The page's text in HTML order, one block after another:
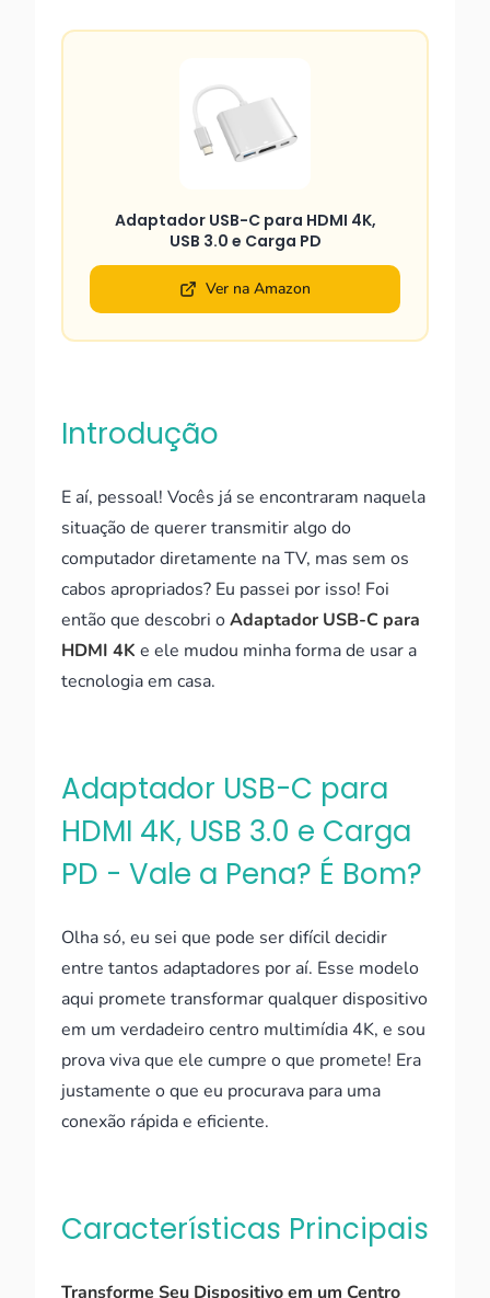
Adaptador USB-C para HDMI 4K,
USB 3.0 e Carga PD
Ver na Amazon
Introdução
E aí, pessoal! Vocês já se encontraram naquela
situação de querer transmitir algo do
computador diretamente na TV, mas sem os
cabos apropriados? Eu passei por isso! Foi
então que descobri oAdaptador USB-C para
HDMI 4K e ele mudou minha forma de usar a
tecnologia em casa.
Adaptador USB-C para
HDMI 4K, USB 3.0 e Carga
PD - Vale a Pena? É Bom?
Olha só, eu sei que pode ser difícil decidir
entre tantos adaptadores por aí. Esse modelo
aqui promete transformar qualquer dispositivo
em um verdadeiro centro multimídia 4K, e sou
prova viva que ele cumpre o que promete! Era
justamente o que eu procurava para uma
conexão rápida e eficiente.
Características Principais
Transforme Seu Dispositivo em um Centro